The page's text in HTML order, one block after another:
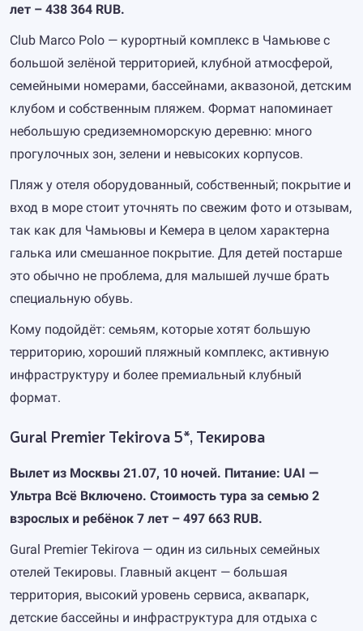
лет – 438 364 RUB.
Club Marco Polo — курортный комплекс в Чамьюве с
большой зелёной территорией, клубной атмосферой,
семейными номерами, бассейнами, аквазоной, детским
клубом и собственным пляжем. Формат напоминает
небольшую средиземноморскую деревню: много
прогулочных зон, зелени и невысоких корпусов.
Пляж у отеля оборудованный, собственный; покрытие и
вход в море стоит уточнять по свежим фото и отзывам,
так как для Чамьювы и Кемера в целом характерна
галька или смешанное покрытие. Для детей постарше
это обычно не проблема, для малышей лучше брать
специальную обувь.
Кому подойдёт: семьям, которые хотят большую
территорию, хороший пляжный комплекс, активную
инфраструктуру и более премиальный клубный
формат.
Gural Premier Tekirova 5*, Текирова
Вылет из Москвы 21.07, 10 ночей. Питание: UAI —
Ультра Всё Включено. Стоимость тура за семью 2
взрослых и ребёнок 7 лет – 497 663 RUB.
Gural Premier Tekirova — один из сильных семейных
отелей Текировы. Главный акцент — большая
территория, высокий уровень сервиса, аквапарк,
детские бассейны и инфраструктура для отдыха с